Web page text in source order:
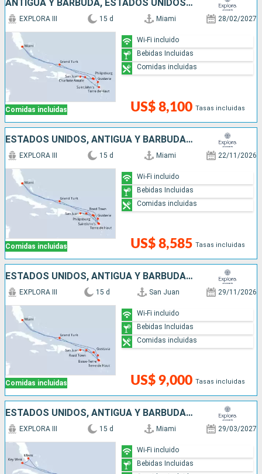
ANTIGUA Y BARBUDA, ESTADOS UNIDOS, PUERTO RICO, SAN MARTÍN, FRANCIA
Comidas incluidas
EXPLORA III 15 d Miami 28/02/2027
US$ 8,100 Tasas incluidas
Wi-Fi incluido
Bebidas Incluidas
Comidas incluidas
ESTADOS UNIDOS, ANTIGUA Y BARBUDA, SAN MARTÍN, PUERTO RICO, FRANCIA
Comidas incluidas
EXPLORA III 15 d Miami 22/11/2026
US$ 8,585 Tasas incluidas
Wi-Fi incluido
Bebidas Incluidas
Comidas incluidas
ESTADOS UNIDOS, ANTIGUA Y BARBUDA, FRANCIA, PUERTO RICO
Comidas incluidas
EXPLORA III 15 d San Juan 29/11/2026
US$ 9,000 Tasas incluidas
Wi-Fi incluido
Bebidas Incluidas
Comidas incluidas
ESTADOS UNIDOS, ANTIGUA Y BARBUDA, PUERTO RICO, FRANCIA
EXPLORA III 15 d Miami 29/03/2027
Wi-Fi incluido
Bebidas Incluidas